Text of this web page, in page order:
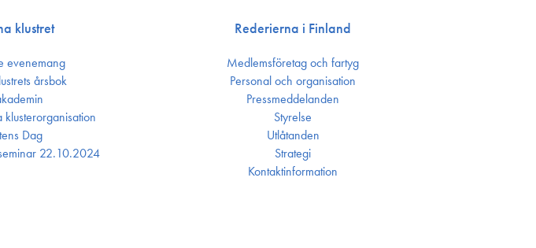
klustret
evenemang
årsbok
kluster­organisation
Dag
22.10.2024
Rederierna i Finland
Medlemsföretag och fartyg
Personal och organisation
Press­meddelanden
Styrelse
Utlåtanden
Strategi
Kontakt­information